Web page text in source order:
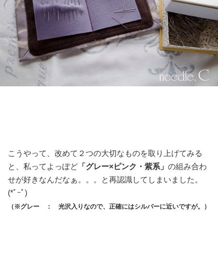
こうやって、改めて２つの大切なものを取り上げてみる
と、私ってよっぽど 「グレー×ピンク・紫系」 の組み合わ
せが好きなんだなぁ。。。と再認識してしまいました。
(*ﾟｰﾟ)ゞ
（※グレー ： 光沢入りなので、正確にはシルバーに近いですが。）